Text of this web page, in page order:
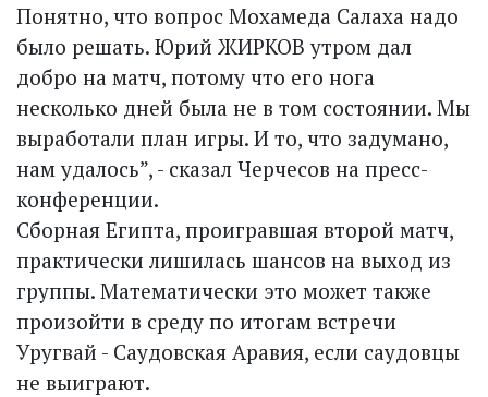
Понятно, что вопрос Мохамеда Салаха надо
было решать. Юрий ЖИРКОВ утром дал
добро на матч, потому что его нога
несколько дней была не в том состоянии. Мы
выработали план игры. И то, что задумано,
нам удалось”, - сказал Черчесов на пресс-
конференции.
Сборная Египта, проигравшая второй матч,
практически лишилась шансов на выход из
группы. Математически это может также
произойти в среду по итогам встречи
Уругвай - Саудовская Аравия, если саудовцы
не выиграют.